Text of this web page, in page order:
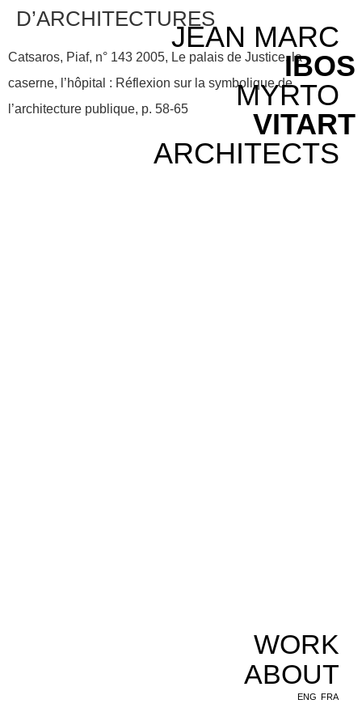
JEAN MARC
IBOS
MYRTO
VITART
ARCHITECTS
WORK
ABOUT
ENG FRA
D’ARCHITECTURES
Catsaros, Piaf, n° 143 2005, Le palais de Justice, la
caserne, l’hôpital : Réflexion sur la symbolique de
l’architecture publique, p. 58-65